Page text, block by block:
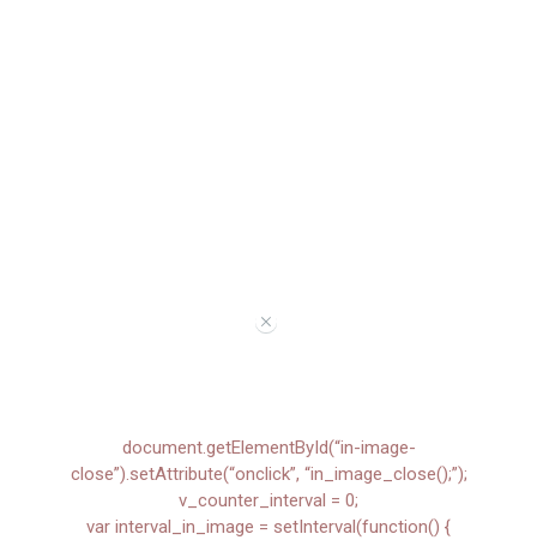
//
document.getElementById(“in-image-
close”).setAttribute(“onclick”, “in_image_close();”);
v_counter_interval = 0;
var interval_in_image = setInterval(function() {